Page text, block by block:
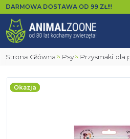
DARMOWA DOSTAWA OD 99 ZŁ!!!
Strona Główna Psy Przysmaki dla
Okazja